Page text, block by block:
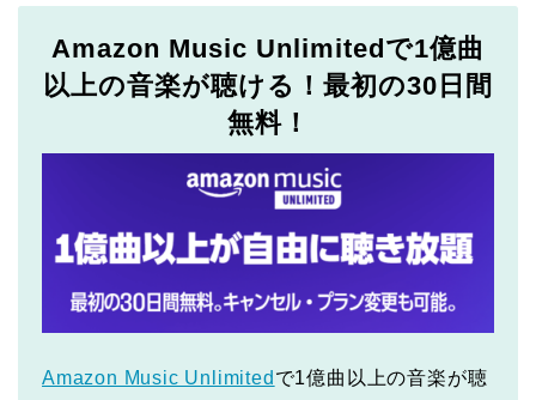
Amazon Music Unlimitedで1億曲
以上の音楽が聴ける！最初の30日間
無料！
Amazon Music Unlimited で1億曲以上の音楽が聴